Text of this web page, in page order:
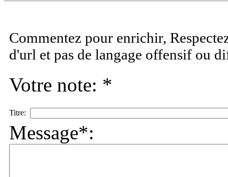
Commentez pour enrichir,
d'url et pas de langage offensif ou
Votre note: *
Titre:
Message*: